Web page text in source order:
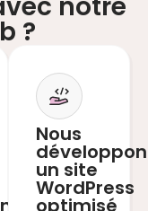
?
Nous
un site
WordPress
optimisé